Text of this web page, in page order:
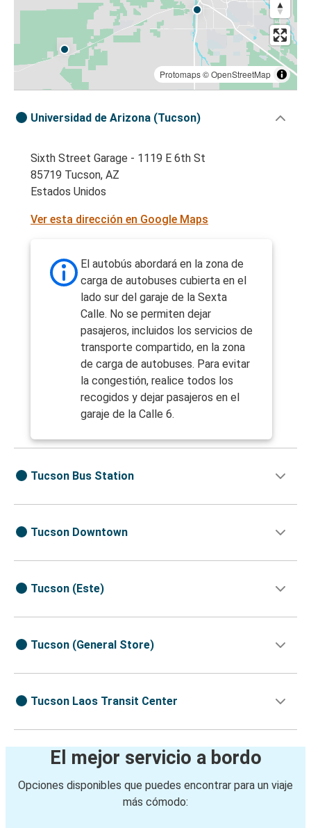
Protomaps©OpenStreetMap
Universidad de Arizona (Tucson)
Sixth Street Garage - 1119 E 6th St
85719 Tucson, AZ
Estados Unidos
Ver esta dirección en Google Maps
El autobús abordará en la zona de
carga de autobuses cubierta en el
lado sur del garaje de la Sexta
Calle. No se permiten dejar
pasajeros, incluidos los servicios de
transporte compartido, en la zona
de carga de autobuses. Para evitar
la congestión, realice todos los
recogidos y dejar pasajeros en el
garaje de la Calle 6.
Tucson Bus Station
Tucson Downtown
Tucson (Este)
Tucson (General Store)
Tucson Laos Transit Center
El mejor servicio a bordo
Opciones disponibles que puedes encontrar para un viaje
más cómodo: